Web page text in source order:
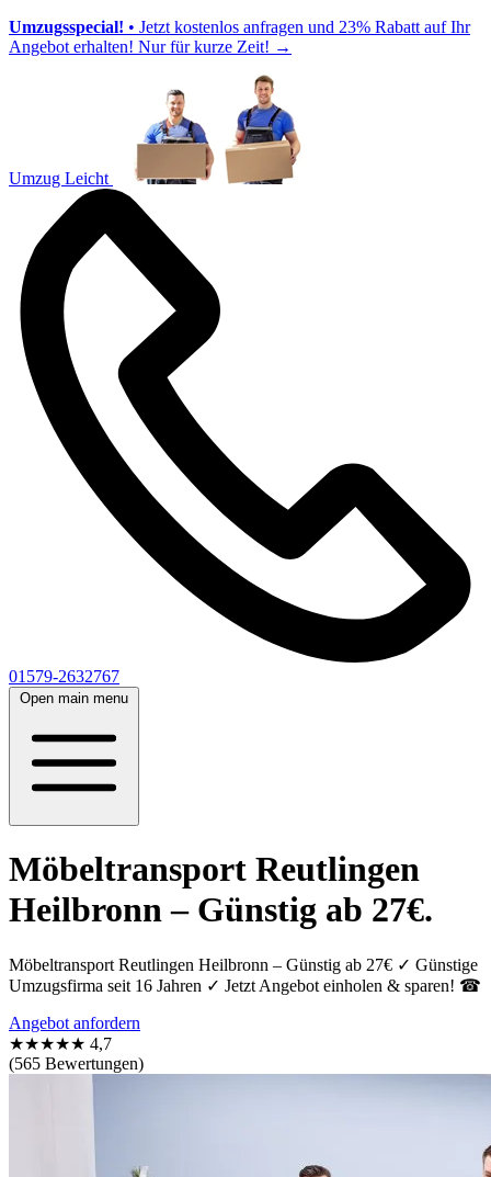
Umzugsspecial! • Jetzt kostenlos anfragen und 23% Rabatt auf Ihr
Angebot erhalten! Nur für kurze Zeit! →
Umzug Leicht
01579-2632767
Open main menu
Möbeltransport Reutlingen
Heilbronn – Günstig ab 27€.
Möbeltransport Reutlingen Heilbronn – Günstig ab 27€ ✓ Günstige
Umzugsfirma seit 16 Jahren ✓ Jetzt Angebot einholen & sparen! ☎
Angebot anfordern
★★★★★ 4,7
(565 Bewertungen)